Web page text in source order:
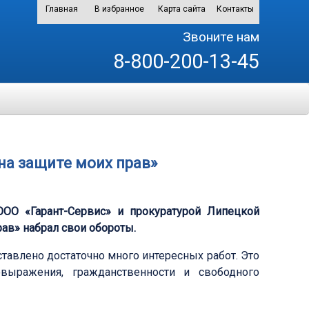
Главная В избранное Карта сайта Контакты
Звоните нам
8-800-200-13-45
защите моих прав»
«Гарант-Сервис» и прокуратурой Липецкой
набрал свои обороты.
достаточно много интересных работ. Это
гражданственности и свободного